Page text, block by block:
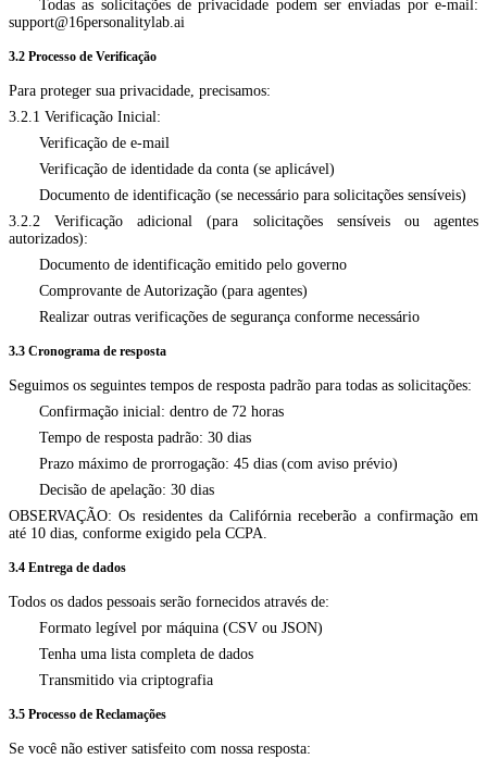
Todas as solicitações de privacidade podem ser enviadas por e-mail:
support@16personalitylab.ai
3.2 Processo de Verificação
Para proteger sua privacidade, precisamos:
3.2.1 Verificação Inicial:
Verificação de e-mail
Verificação de identidade da conta (se aplicável)
Documento de identificação (se necessário para solicitações sensíveis)
3.2.2 Verificação adicional (para solicitações sensíveis ou agentes
autorizados):
Documento de identificação emitido pelo governo
Comprovante de Autorização (para agentes)
Realizar outras verificações de segurança conforme necessário
3.3 Cronograma de resposta
Seguimos os seguintes tempos de resposta padrão para todas as solicitações:
Confirmação inicial: dentro de 72 horas
Tempo de resposta padrão: 30 dias
Prazo máximo de prorrogação: 45 dias (com aviso prévio)
Decisão de apelação: 30 dias
OBSERVAÇÃO: Os residentes da Califórnia receberão a confirmação em
até 10 dias, conforme exigido pela CCPA.
3.4 Entrega de dados
Todos os dados pessoais serão fornecidos através de:
Formato legível por máquina (CSV ou JSON)
Tenha uma lista completa de dados
Transmitido via criptografia
3.5 Processo de Reclamações
Se você não estiver satisfeito com nossa resposta: